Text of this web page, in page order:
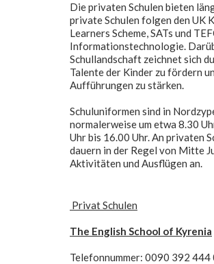
Die privaten Schulen bieten
private Schulen folgen den UK
Learners Scheme, SATs und
Informationstechnologie.
Schullandschaft zeichnet sich
Talente der Kinder zu fördern
Aufführungen zu stärken.
Schuluniformen sind in
normalerweise um etwa 8.30
Uhr bis 16.00 Uhr. An privaten
dauern in der Regel von Mitte
Aktivitäten und Ausflügen an.
Privat Schulen
The English School of Kyrenia
Telefonnummer: 0090 392 444